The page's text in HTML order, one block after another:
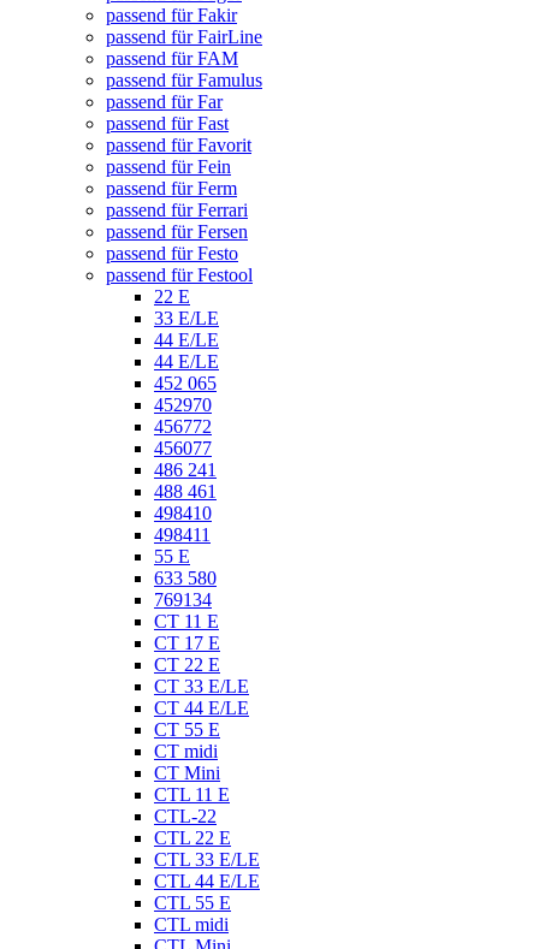
passend für Fakir
passend für FairLine
passend für FAM
passend für Famulus
passend für Far
passend für Fast
passend für Favorit
passend für Fein
passend für Ferm
passend für Ferrari
passend für Fersen
passend für Festo
passend für Festool
22 E
33 E/LE
44 E/LE
44 E/LE
452 065
452970
456772
456077
486 241
488 461
498410
498411
55 E
633 580
769134
CT 11 E
CT 17 E
CT 22 E
CT 33 E/LE
CT 44 E/LE
CT 55 E
CT midi
CT Mini
CTL 11 E
CTL-22
CTL 22 E
CTL 33 E/LE
CTL 44 E/LE
CTL 55 E
CTL midi